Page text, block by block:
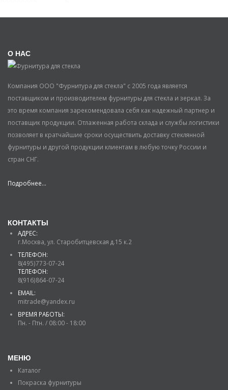
О НАС
Компания ООО "Фурнитура для стекла" с 2005 года является
поставщиком и производителем фурнитуры для стекла и зеркал. За
это время компания зарекомендовала себя как надежный партнер и
поставщик продукции. Отлаженная работа склада и службы логистики
позволяет в кратчайшие сроки осуществить доставку стеклянной
фурнитуры и другой продукции клиентам в любую точку России и
стран СНГ.
Подробнее...
КОНТАКТЫ
АДРЕС:
г.Москва, ул. Старобитцевская д.15 к.2
ТЕЛЕФОН:
8(495)773-07-24
ТЕЛЕФОН:
8(916)864-07-24
EMAIL:
mitrade@yandex.ru
ВРЕМЯ РАБОТЫ:
Пн. - Птн. / 08:00 - 18:00
МЕНЮ
Каталог
Покраска фурнитуры